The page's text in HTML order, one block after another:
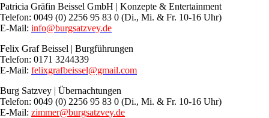
Patricia Gräfin Beissel GmbH | Konzepte & Entertainment
Telefon: 0049 (0) 2256 95 83 0 (Di., Mi. & Fr. 10-16 Uhr)
E-Mail: info@burgsatzvey.de
Felix Graf Beissel | Burgführungen
Telefon: 0171 3244339
E-Mail: felixgrafbeissel@gmail.com
Burg Satzvey | Übernachtungen
Telefon: 0049 (0) 2256 95 83 0 (Di., Mi. & Fr. 10-16 Uhr)
E-Mail: zimmer@burgsatzvey.de